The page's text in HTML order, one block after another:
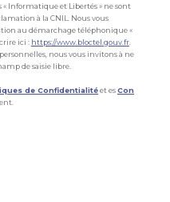
« Informatique et Libertés » ne sont
à la CNIL. Nous vous
au démarchage téléphonique «
ici : https://www.bloctel.gouv.fr
nous vous invitons à ne
de saisie libre.
de Confidentialitéet esCon